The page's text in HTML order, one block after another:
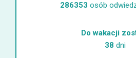
286353 osób
Do wakacji
38 dni